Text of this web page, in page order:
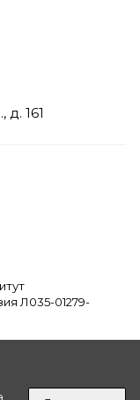
161
Л035-01279-
согласие на
на обработку